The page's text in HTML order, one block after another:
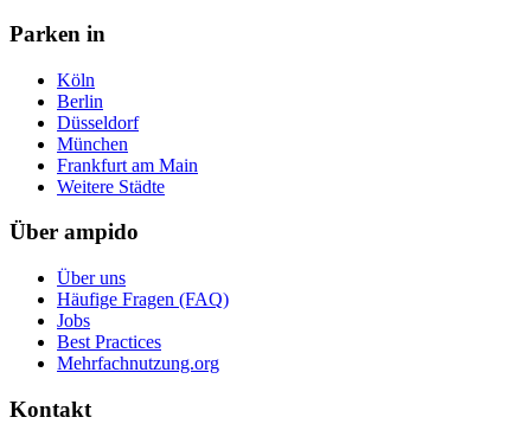
Parken in
Köln
Berlin
Düsseldorf
München
Frankfurt am Main
Weitere Städte
Über ampido
Über uns
Häufige Fragen (FAQ)
Jobs
Best Practices
Mehrfachnutzung.org
Kontakt